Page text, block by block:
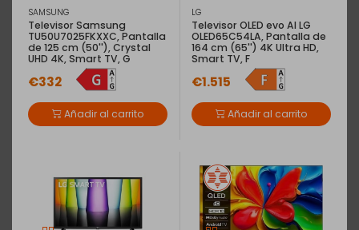
SAMSUNG
Televisor Samsung
TU50U7025FKXXC, Pantalla
de 125 cm (50''), Crystal
UHD 4K, Smart TV, G
€332
Añadir al carrito
LG
Televisor OLED evo AI LG
OLED65C54LA, Pantalla de
164 cm (65'') 4K Ultra HD,
Smart TV, F
€1.515
Añadir al carrito